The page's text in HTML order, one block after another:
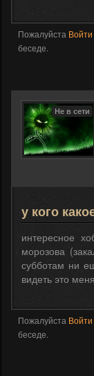
Пожалуйста Войти
беседе.
Не в сети
у кого
интересное
морозова
субботам ни
видеть это
Пожалуйста Войти
беседе.